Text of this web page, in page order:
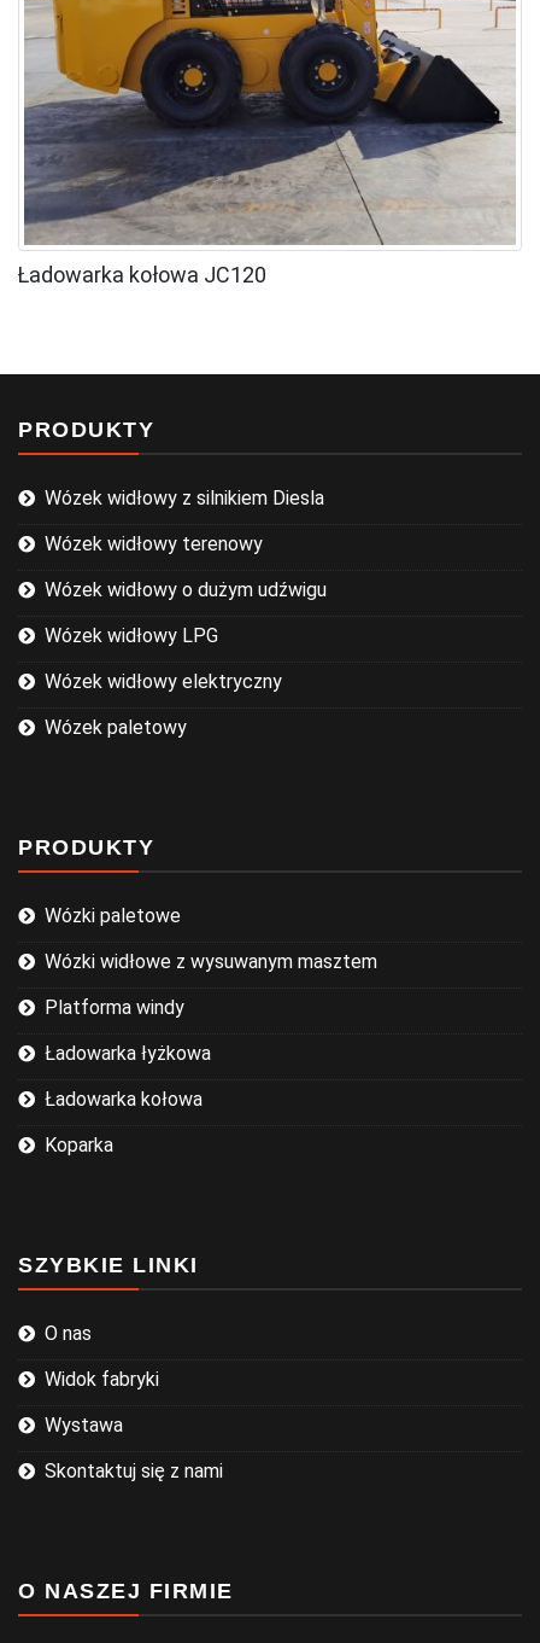
Ładowarka kołowa JC120
PRODUKTY
Wózek widłowy z silnikiem Diesla
Wózek widłowy terenowy
Wózek widłowy o dużym udźwigu
Wózek widłowy LPG
Wózek widłowy elektryczny
Wózek paletowy
PRODUKTY
Wózki paletowe
Wózki widłowe z wysuwanym masztem
Platforma windy
Ładowarka łyżkowa
Ładowarka kołowa
Koparka
SZYBKIE LINKI
O nas
Widok fabryki
Wystawa
Skontaktuj się z nami
O NASZEJ FIRMIE